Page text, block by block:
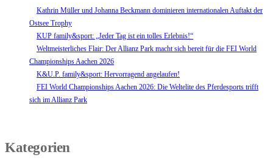
Kathrin Müller und Johanna Beckmann dominieren internationalen Auftakt der
Ostsee Trophy
KUP family&sport: „Jeder Tag ist ein tolles Erlebnis!“
Weltmeisterliches Flair: Der Allianz Park macht sich bereit für die FEI World
Championships Aachen 2026
K&U.P. family&sport: Hervorragend angelaufen!
FEI World Championships Aachen 2026: Die Weltelite des Pferdesports trifft
sich im Allianz Park
Kategorien